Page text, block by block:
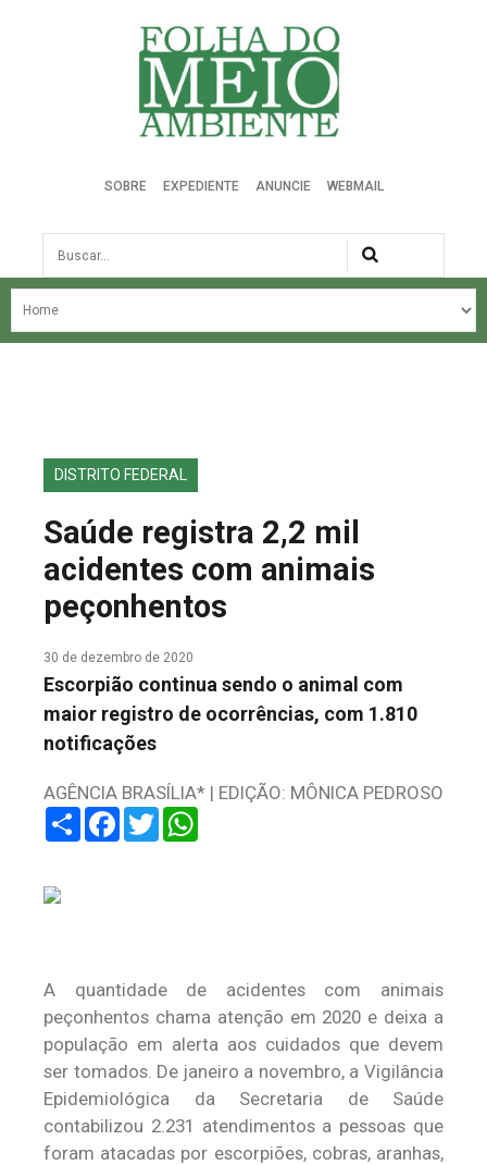
Folha do Meio Ambiente
SOBRE EXPEDIENTE ANUNCIE WEBMAIL
Busca
NOSSA HISTÓRIA
EDIÇÕES ANTERIORES
FALE CONOSCO
DISTRITO FEDERAL
Saúde registra 2,2 mil
acidentes com animais
peçonhentos
30 de dezembro de 2020
Escorpião continua sendo o animal com
maior registro de ocorrências, com 1.810
notificações
AGÊNCIA BRASÍLIA* | EDIÇÃO: MÔNICA PEDROSO
ShareFacebook
Twitter
A quantidade de acidentes com animais
peçonhentos chama atenção em 2020 e deixa a
população em alerta aos cuidados que devem
ser tomados. De janeiro a novembro, a Vigilância
Epidemiológica da Secretaria de Saúde
contabilizou 2.231 atendimentos a pessoas que
foram atacadas por escorpiões, cobras, aranhas,